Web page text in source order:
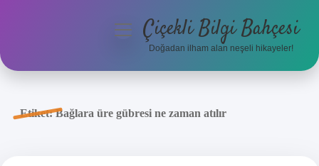
Anasayfa
menüyüÇiçekli Bilgi Bahçesi
Doğadan ilham alan neşeli hikayeler!
Etiket:Bağlara üre gübresi ne zaman atılır